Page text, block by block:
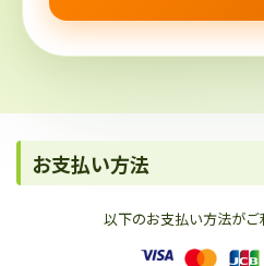
お支払い方法
以下のお支払い方法がご